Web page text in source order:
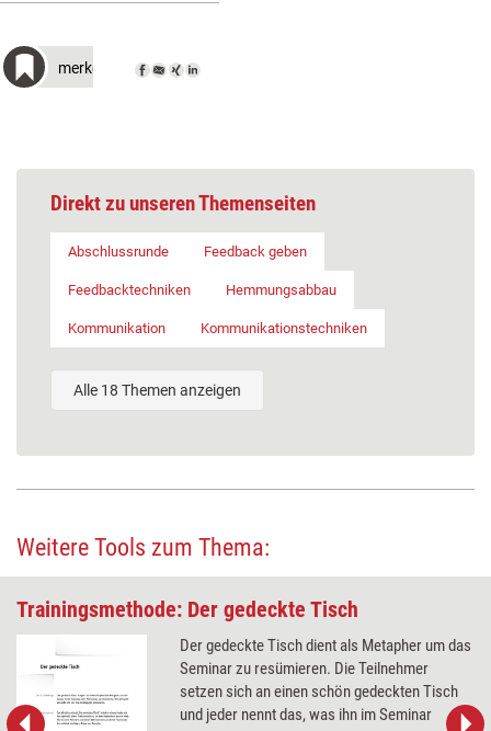
merken
Direkt zu unseren Themenseiten
Abschlussrunde Feedback geben
Feedbacktechniken Hemmungsabbau
Kommunikation Kommunikationstechniken
Alle 18 Themen anzeigen
Weitere Tools zum Thema:
Trainingsmethode: Der gedeckte Tisch
Der gedeckte Tisch dient als Metapher um das
Seminar zu resümieren. Die Teilnehmer
setzen sich an einen schön gedeckten Tisch
und jeder nennt das, was ihn im Seminar